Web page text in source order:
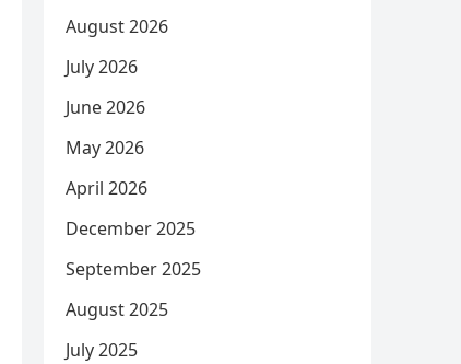
August 2026
July 2026
June 2026
May 2026
April 2026
December 2025
September 2025
August 2025
July 2025